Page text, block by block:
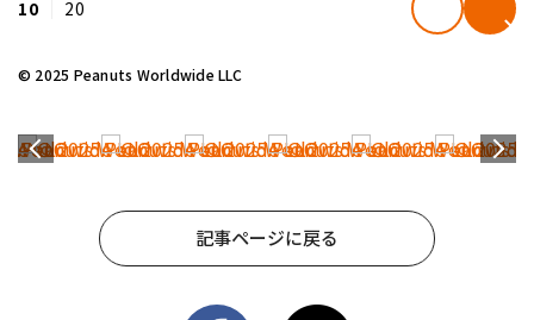
10 20
© 2025 Peanuts Worldwide LLC
記事ページに戻る